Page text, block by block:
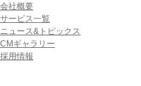
会社概要
サービス一覧
ニュース&トピックス
CMギャラリー
採用情報